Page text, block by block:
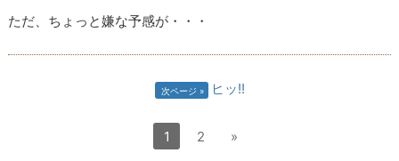
ただ、ちょっと嫌な予感が・・・
次ページ ヒッ!!
1 2 »